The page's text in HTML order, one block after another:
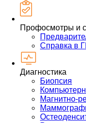
Профосмотры и
Справка в
Диагностика
Биопсия
Магнитно-